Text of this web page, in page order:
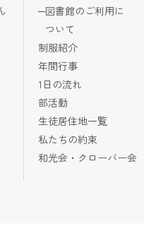
図書館のご利用に
ついて
制服紹介
年間行事
1日の流れ
部活動
生徒居住地一覧
私たちの約束
和光会・クローバー会